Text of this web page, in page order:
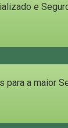
e
para a maior